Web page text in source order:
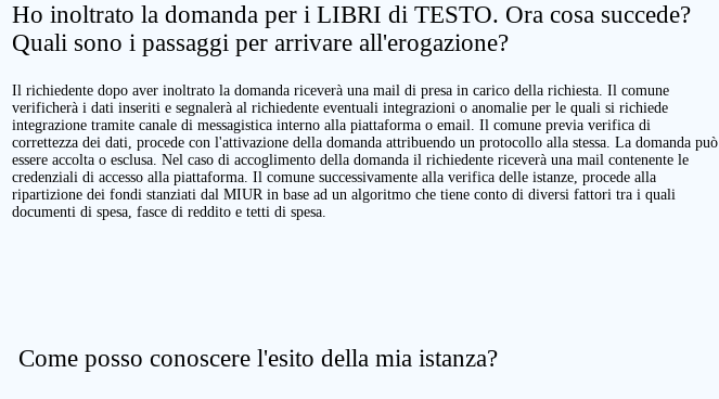
Ho inoltrato la domanda per i LIBRI di TESTO. Ora cosa succede?
Quali sono i passaggi per arrivare all'erogazione?
Il richiedente dopo aver inoltrato la domanda riceverà una mail di presa in carico della richiesta. Il comune
verificherà i dati inseriti e segnalerà al richiedente eventuali integrazioni o anomalie per le quali si richiede
integrazione tramite canale di messagistica interno alla piattaforma o email. Il comune previa verifica di
correttezza dei dati, procede con l'attivazione della domanda attribuendo un protocollo alla stessa. La domanda può
essere accolta o esclusa. Nel caso di accoglimento della domanda il richiedente riceverà una mail contenente le
credenziali di accesso alla piattaforma. Il comune successivamente alla verifica delle istanze, procede alla
ripartizione dei fondi stanziati dal MIUR in base ad un algoritmo che tiene conto di diversi fattori tra i quali
documenti di spesa, fasce di reddito e tetti di spesa.
Come posso conoscere l'esito della mia istanza?